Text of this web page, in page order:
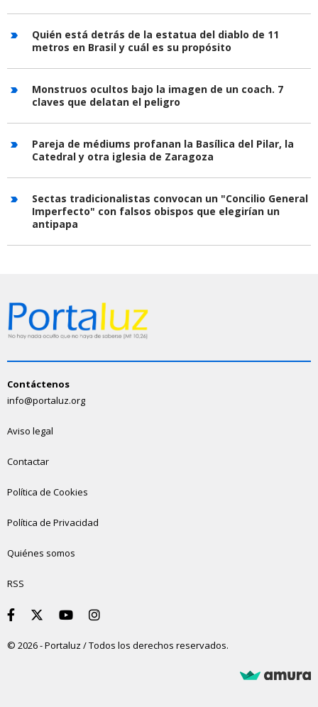
Quién está detrás de la estatua del diablo de 11
metros en Brasil y cuál es su propósito
Monstruos ocultos bajo la imagen de un coach. 7
claves que delatan el peligro
Pareja de médiums profanan la Basílica del Pilar, la
Catedral y otra iglesia de Zaragoza
Sectas tradicionalistas convocan un "Concilio General
Imperfecto" con falsos obispos que elegirían un
antipapa
Contáctenos
info@portaluz.org
Aviso legal
Contactar
Política de Cookies
Política de Privacidad
Quiénes somos
RSS
© 2026 - Portaluz / Todos los derechos reservados.